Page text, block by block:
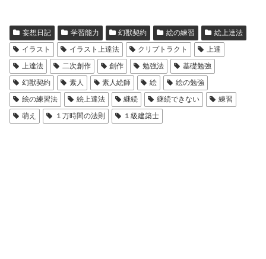
妄想日記 学習能力 幻獣契約 絵の練習
絵上達法
イラスト
イラスト上達法 クリプトラクト
上達
上達法
二次創作 創作 勉強法
基礎勉強
幻獣契約
素人 素人絵師 絵
絵の勉強
絵の練習法
絵上達法 継続 継続できない
練習
萌え
１万時間の法則 １級建築士